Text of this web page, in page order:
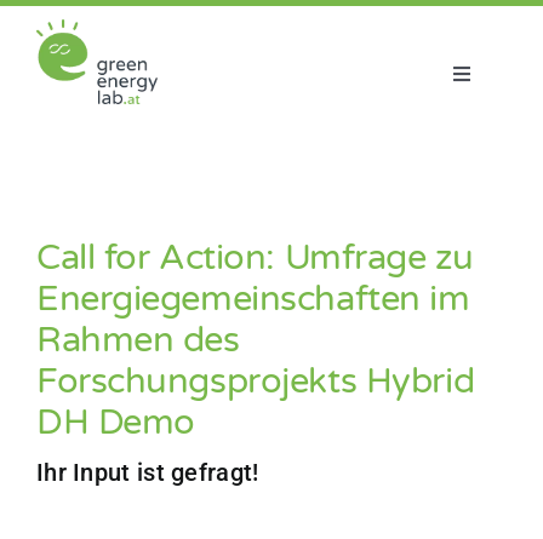
Inhalt
springen
Toggle
Aktuelles
Netzwerk
Call for Action: Umfrage zu
Energiegemeinschaften im
Rahmen des
Forschungsprojekts Hybrid
DH Demo
Ihr Input ist gefragt!